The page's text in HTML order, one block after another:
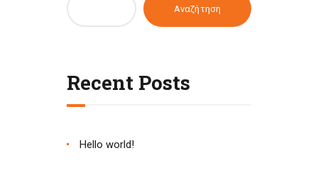
Αναζήτηση
Recent Posts
Hello world!